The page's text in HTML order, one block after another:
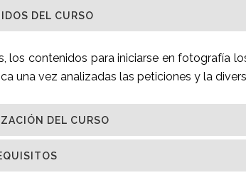
DEL CURSO
contenidos para iniciarse en fotografía
una vez analizadas las peticiones y la
DEL CURSO